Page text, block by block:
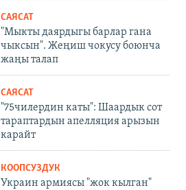
САЯСАТ
"Мыкты даярдыгы барлар гана
чыксын". Жеңиш чокусу боюнча
жаңы талап
САЯСАТ
"75чилердин каты": Шаардык сот
тараптардын апелляция арызын
карайт
КООПСУЗДУК
Украин армиясы "жок кылган"